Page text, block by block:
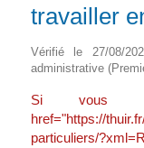
travailler
Vérifié le 27/08/
administrative
Si vous
href="https://
particuliers/